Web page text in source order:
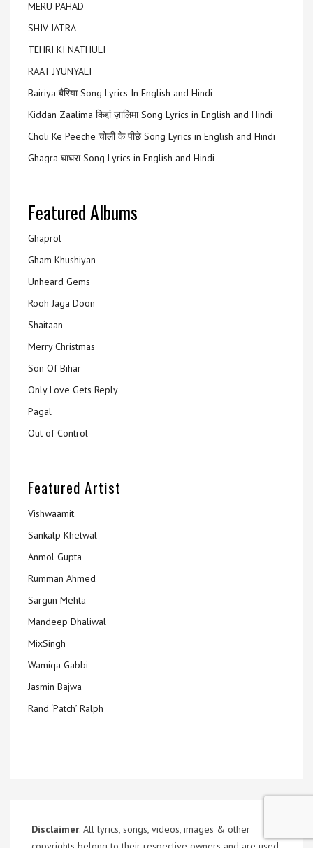
MERU PAHAD
SHIV JATRA
TEHRI KI NATHULI
RAAT JYUNYALI
Bairiya बैरिया Song Lyrics In English and Hindi
Kiddan Zaalima किद्दां ज़ालिमा Song Lyrics in English and Hindi
Choli Ke Peeche चोली के पीछे Song Lyrics in English and Hindi
Ghagra घाघरा Song Lyrics in English and Hindi
Featured Albums
Ghaprol
Gham Khushiyan
Unheard Gems
Rooh Jaga Doon
Shaitaan
Merry Christmas
Son Of Bihar
Only Love Gets Reply
Pagal
Out of Control
Featured Artist
Vishwaamit
Sankalp Khetwal
Anmol Gupta
Rumman Ahmed
Sargun Mehta
Mandeep Dhaliwal
MixSingh
Wamiqa Gabbi
Jasmin Bajwa
Rand ‘Patch’ Ralph
Disclaimer: All lyrics, songs, videos, images & other